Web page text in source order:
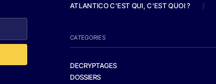
ATLANTICO C'EST QUI, C'EST QUOI ? /
CATEGORIES
DECRYPTAGES
DOSSIERS